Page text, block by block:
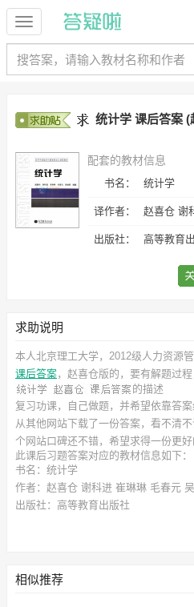
统计学 课后答案 (
配套的教材信息
书名： 统计学
译作者： 赵喜仓 谢
出版社： 高等教育
求助说明
本人北京理工大学，2012级人力资源
课后答案，赵喜仓版的，要有解题过程
的描述
复习功课，自己做题，并希望依靠答案
从其他网站下载了一份答案，看不清
个网站口碑还不错，希望求得一份更好
此课后习题答案对应的教材信息如下：
书名：统计学
作者：赵喜仓 谢科进 崔琳琳 毛春元
出版社：高等教育出版社
相似推荐